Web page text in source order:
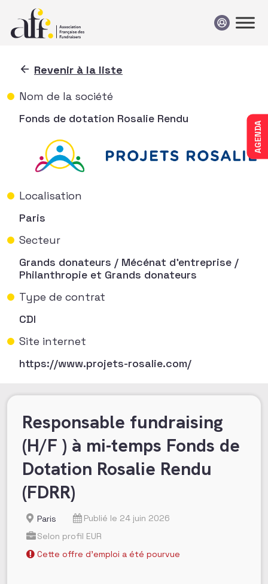
AGENDA
Revenir à la liste
Nom de la société
Fonds de dotation Rosalie Rendu
Localisation
Paris
Secteur
Grands donateurs / Mécénat d'entreprise /
Philanthropie et Grands donateurs
Type de contrat
CDI
Site internet
https://www.projets-rosalie.com/
Responsable fundraising
(H/F ) à mi-temps Fonds de
Dotation Rosalie Rendu
(FDRR)
Paris
Publié le 24 juin 2026
Selon profil EUR
Cette offre d’emploi a été pourvue